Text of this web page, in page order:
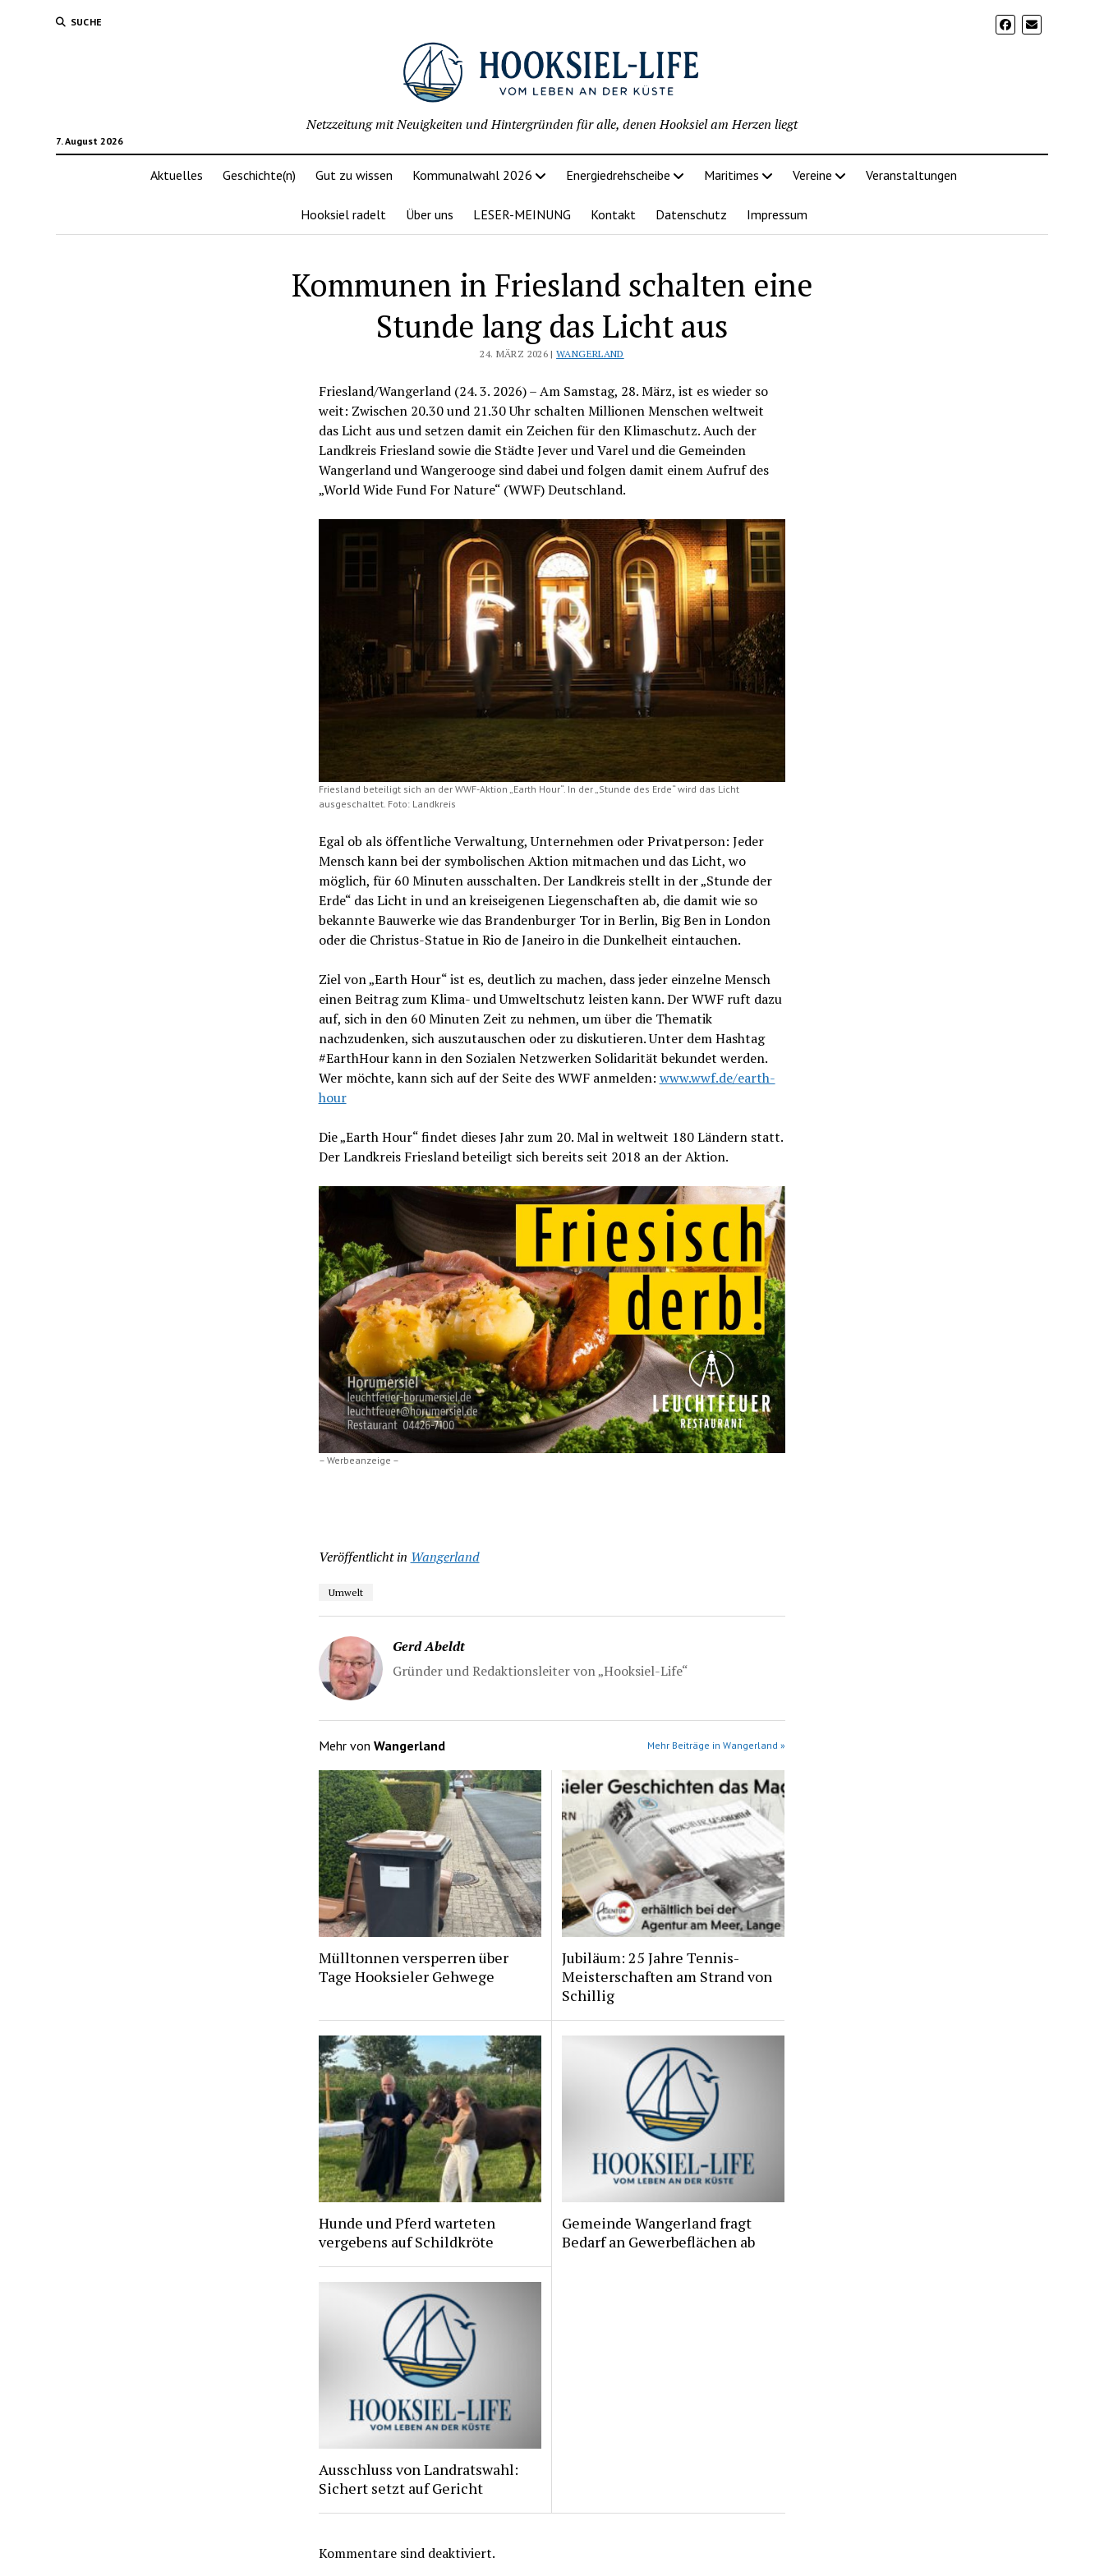
SUCHE
7. August 2026
Netzzeitung mit Neuigkeiten und Hintergründen für alle, denen Hooksiel am Herzen liegt
Aktuelles Geschichte(n) Gut zu wissen Kommunalwahl 2026 Energiedrehscheibe Maritimes Vereine Veranstaltungen
Hooksiel radelt Über uns LESER-MEINUNG Kontakt Datenschutz Impressum
Kommunen in Friesland schalten eine
Stunde lang das Licht aus
24. MÄRZ 2026 |WANGERLAND
Friesland/Wangerland (24. 3. 2026) – Am Samstag, 28. März, ist es wieder so
weit: Zwischen 20.30 und 21.30 Uhr schalten Millionen Menschen weltweit
das Licht aus und setzen damit ein Zeichen für den Klimaschutz. Auch der
Landkreis Friesland sowie die Städte Jever und Varel und die Gemeinden
Wangerland und Wangerooge sind dabei und folgen damit einem Aufruf des
„World Wide Fund For Nature“ (WWF) Deutschland.
Friesland beteiligt sich an der WWF-Aktion „Earth Hour“. In der „Stunde des Erde“ wird das Licht
ausgeschaltet. Foto: Landkreis
Egal ob als öffentliche Verwaltung, Unternehmen oder Privatperson: Jeder
Mensch kann bei der symbolischen Aktion mitmachen und das Licht, wo
möglich, für 60 Minuten ausschalten. Der Landkreis stellt in der „Stunde der
Erde“ das Licht in und an kreiseigenen Liegenschaften ab, die damit wie so
bekannte Bauwerke wie das Brandenburger Tor in Berlin, Big Ben in London
oder die Christus-Statue in Rio de Janeiro in die Dunkelheit eintauchen.
Ziel von „Earth Hour“ ist es, deutlich zu machen, dass jeder einzelne Mensch
einen Beitrag zum Klima- und Umweltschutz leisten kann. Der WWF ruft dazu
auf, sich in den 60 Minuten Zeit zu nehmen, um über die Thematik
nachzudenken, sich auszutauschen oder zu diskutieren. Unter dem Hashtag
#EarthHour kann in den Sozialen Netzwerken Solidarität bekundet werden.
Wer möchte, kann sich auf der Seite des WWF anmelden: www.wwf.de/earth-
hour
Die „Earth Hour“ findet dieses Jahr zum 20. Mal in weltweit 180 Ländern statt.
Der Landkreis Friesland beteiligt sich bereits seit 2018 an der Aktion.
– Werbeanzeige –
Veröffentlicht in Wangerland
Umwelt
Gerd Abeldt
Gründer und Redaktionsleiter von „Hooksiel-Life“
Mehr von Wangerland Mehr Beiträge in Wangerland »
Mülltonnen versperren über
Tage Hooksieler Gehwege
Jubiläum: 25 Jahre Tennis-
Meisterschaften am Strand von
Schillig
Hunde und Pferd warteten
vergebens auf Schildkröte
Gemeinde Wangerland fragt
Bedarf an Gewerbeflächen ab
Ausschluss von Landratswahl:
Sichert setzt auf Gericht
Kommentare sind deaktiviert.